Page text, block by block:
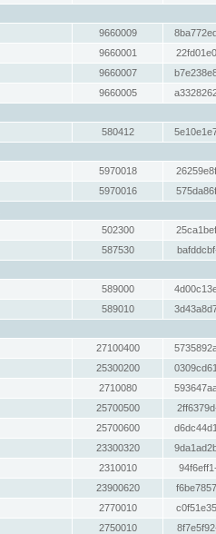
9660009
9660001
9660007
9660005
580412
5970018
5970016
502300
587530
589000
589010
27100400
25300200
2710080
25700500
25700600
23300320
2310010
23900620
2770010
2750010